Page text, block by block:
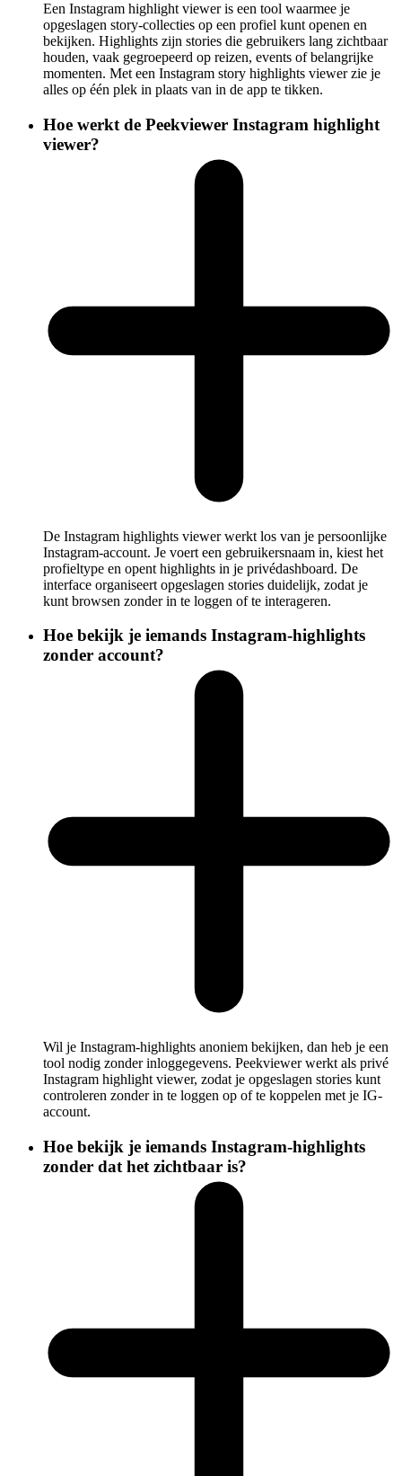
Een Instagram highlight viewer is een tool waarmee je
opgeslagen story-collecties op een profiel kunt openen en
bekijken. Highlights zijn stories die gebruikers lang zichtbaar
houden, vaak gegroepeerd op reizen, events of belangrijke
momenten. Met een Instagram story highlights viewer zie je
alles op één plek in plaats van in de app te tikken.
Hoe werkt de Peekviewer Instagram highlight
viewer?
De Instagram highlights viewer werkt los van je persoonlijke
Instagram-account. Je voert een gebruikersnaam in, kiest het
profieltype en opent highlights in je privédashboard. De
interface organiseert opgeslagen stories duidelijk, zodat je
kunt browsen zonder in te loggen of te interageren.
Hoe bekijk je iemands Instagram-highlights
zonder account?
Wil je Instagram-highlights anoniem bekijken, dan heb je een
tool nodig zonder inloggegevens. Peekviewer werkt als privé
Instagram highlight viewer, zodat je opgeslagen stories kunt
controleren zonder in te loggen op of te koppelen met je IG-
account.
Hoe bekijk je iemands Instagram-highlights
zonder dat het zichtbaar is?